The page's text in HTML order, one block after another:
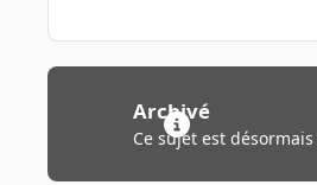
Archivé
Ce sujet est